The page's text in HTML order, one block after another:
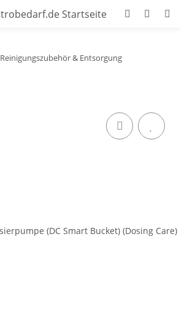
Reinigungszubehör & Entsorgung